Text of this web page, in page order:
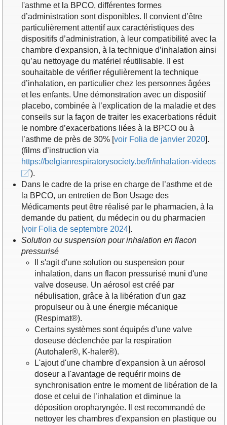
l'asthme et la BPCO, différentes formes
d’administration sont disponibles. Il convient d’être
particulièrement attentif aux caractéristiques des
dispositifs d’administration, à leur compatibilité avec la
chambre d'expansion, à la technique d’inhalation ainsi
qu’au nettoyage du matériel réutilisable. Il est
souhaitable de vérifier régulièrement la technique
d’inhalation, en particulier chez les personnes âgées
et les enfants. Une démonstration avec un dispositif
placebo, combinée à l’explication de la maladie et des
conseils sur la façon de traiter les exacerbations réduit
le nombre d’exacerbations liées à la BPCO ou à
l’asthme de près de 30% [voir Folia de janvier 2020].
(films d’instruction via
https://belgianrespiratorysociety.be/fr/inhalation-videos
).
Dans le cadre de la prise en charge de l’asthme et de
la BPCO, un entretien de Bon Usage des
Médicaments peut être réalisé par le pharmacien, à la
demande du patient, du médecin ou du pharmacien
[voir Folia de septembre 2024].
Solution ou suspension pour inhalation en flacon
pressurisé
Il s'agit d'une solution ou suspension pour
inhalation, dans un flacon pressurisé muni d'une
valve doseuse. Un aérosol est créé par
nébulisation, grâce à la libération d'un gaz
propulseur ou à une énergie mécanique
(Respimat®).
Certains systèmes sont équipés d'une valve
doseuse déclenchée par la respiration
(Autohaler®, K-haler®).
L'ajout d'une chambre d'expansion à un aérosol
doseur a l'avantage de requérir moins de
synchronisation entre le moment de libération de la
dose et celui de l’inhalation et diminue la
déposition oropharyngée. Il est recommandé de
nettoyer les chambres d'expansion en plastique ou